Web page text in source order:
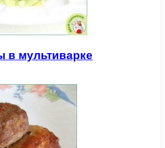
в мультиварке